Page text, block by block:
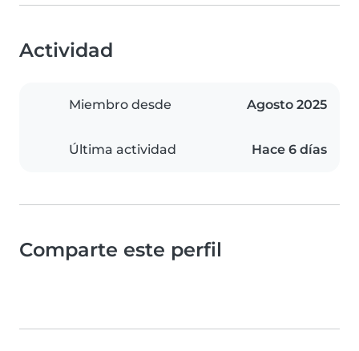
Actividad
Miembro desde Agosto 2025
Última actividad Hace 6 días
Comparte este perfil